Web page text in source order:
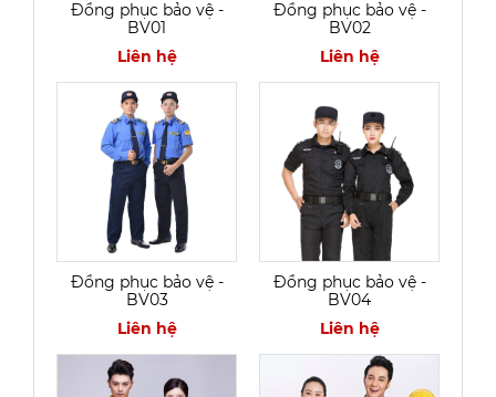
Đồng phục bảo vệ -
BV01
Liên hệ
Đồng phục bảo vệ -
BV02
Liên hệ
Đồng phục bảo vệ -
BV03
Liên hệ
Đồng phục bảo vệ -
BV04
Liên hệ